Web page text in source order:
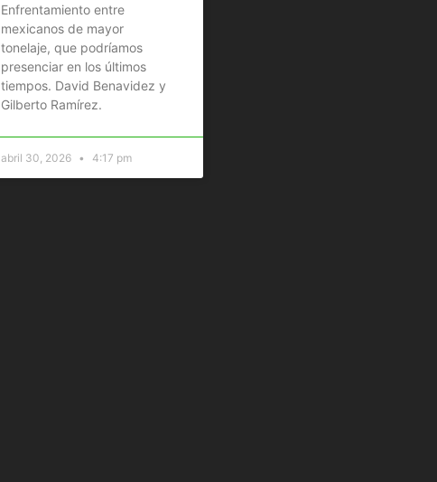
Enfrentamiento entre
mexicanos de mayor
tonelaje, que podríamos
presenciar en los últimos
tiempos. David Benavidez y
Gilberto Ramírez.
abril 30, 2026 4:17 pm